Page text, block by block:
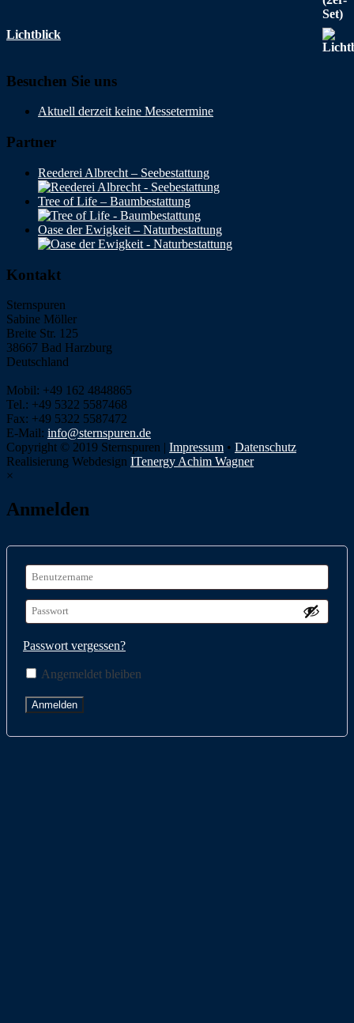
Lichtblick
Besuchen Sie uns
Aktuell derzeit keine Messetermine
Partner
Reederei Albrecht – Seebestattung
Tree of Life – Baumbestattung
Oase der Ewigkeit – Naturbestattung
Kontakt
Sternspuren
Sabine Möller
Breite Str. 125
38667 Bad Harzburg
Deutschland
Mobil: +49 162 4848865
Tel.: +49 5322 5587468
Fax: +49 5322 5587472
E-Mail: info@sternspuren.de
Copyright © 2019 Sternspuren | Impressum • Datenschutz
Realisierung Webdesign ITenergy Achim Wagner
×
Anmelden
Passwort vergessen?
Angemeldet bleiben
Anmelden